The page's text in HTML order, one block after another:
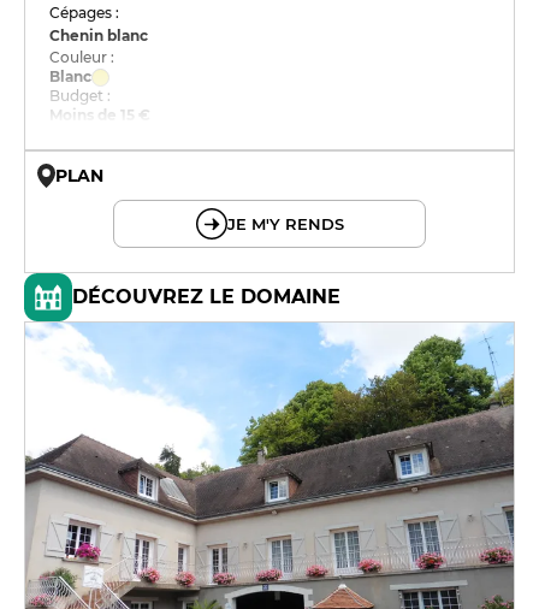
Cépages :
Chenin blanc
Couleur :
Blanc
Budget :
Moins de 15 €
PLAN
JE M'Y RENDS
DÉCOUVREZ LE DOMAINE